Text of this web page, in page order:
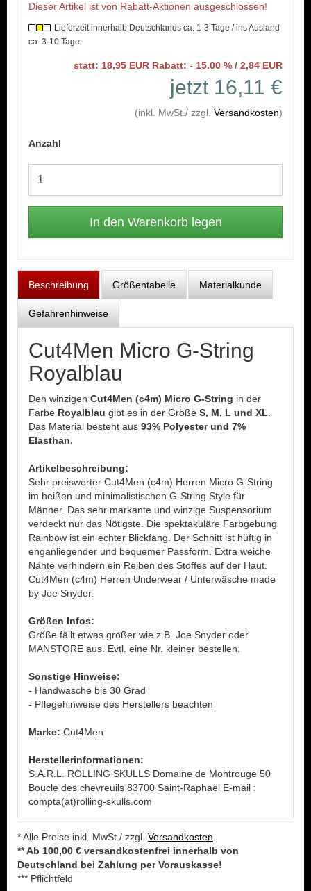
Dieser Artikel ist von Rabatt-Aktionen ausgeschlossen!
Lieferzeit innerhalb Deutschlands ca. 1-3 Tage / ins Ausland
ca. 3-10 Tage
statt: 18,95 EUR Rabatt: - 15.00 % / 2,84 EUR
jetzt 16,11 €
(inkl. MwSt./ zzgl. Versandkosten)
Anzahl
Beschreibung Größentabelle Materialkunde
Gefahrenhinweise
Cut4Men Micro G-String
Royalblau
Den winzigen Cut4Men (c4m) Micro G-String in der
Farbe Royalblau gibt es in der Größe S, M, L und XL
Das Material besteht aus 93% Polyester und 7%
Elasthan.
Artikelbeschreibung:
Sehr preiswerter Cut4Men (c4m) Herren Micro G-String
im heißen und minimalistischen G-String Style für
Männer. Das sehr markante und winzige Suspensorium
verdeckt nur das Nötigste. Die spektakuläre Farbgebung
Rainbow ist ein echter Blickfang. Der Schnitt ist hüftig in
enganliegender und bequemer Passform. Extra weiche
Nähte verhindern ein Reiben des Stoffes auf der Haut.
Cut4Men (c4m) Herren Underwear / Unterwäsche made
by Joe Snyder.
Größen Infos:
Größe fällt etwas größer wie z.B. Joe Snyder oder
MANSTORE aus. Evtl. eine Nr. kleiner bestellen.
Sonstige Hinweise:
- Handwäsche bis 30 Grad
- Pflegehinweise des Herstellers beachten
Marke: Cut4Men
Herstellerinformationen:
S.A.R.L. ROLLING SKULLS Domaine de Montrouge 50
Boucle des chevreuils 83700 Saint-Raphaël E-mail :
compta(at)rolling-skulls.com
* Alle Preise inkl. MwSt./ zzgl. Versandkosten
** Ab 100,00 € versandkostenfrei innerhalb von
Deutschland bei Zahlung per Vorauskasse!
*** Pflichtfeld